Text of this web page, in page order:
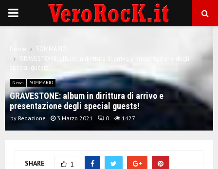
P
M
A
SOMMARIO
GRAVESTONE: album in dirittura di arrivo e presentazione degli
special guests!
News SOMMARIO
GRAVESTONE: album in dirittura di arrivo e
presentazione degli special guests!
by Redazione 3 Marzo 2021 0 1427
SHARE 1